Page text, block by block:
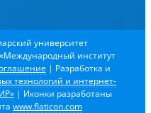
университет
институт
| Разработка и
технологий и интернет-
| Иконки разработаны
www.flaticon.com